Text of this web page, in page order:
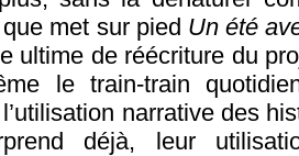
que met sur pied Un été
ultime de réécriture du
le train-train
narrative des
déjà, leur